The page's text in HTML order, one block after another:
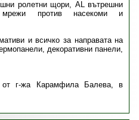
ролетни щори, AL вътрешни
против насекоми и
и всичко за направата на
декоративни панели,
от г-жа Карамфила Балева, в